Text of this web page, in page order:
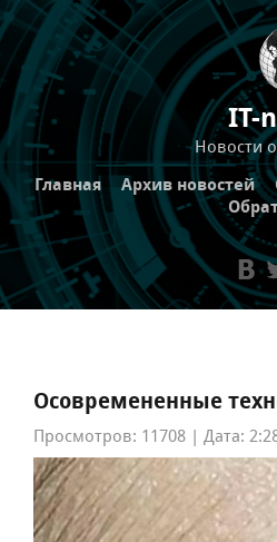
IT-
Новости
Главная Архив новостей
Осовремененные
Просмотров: 11708 | Дата: